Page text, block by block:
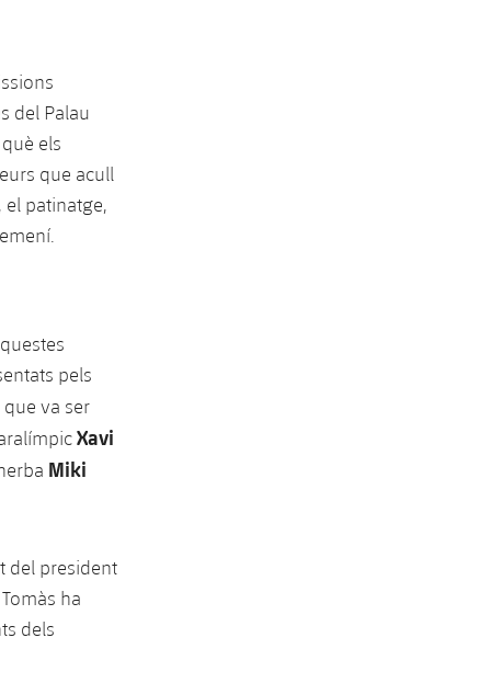
del Palau
els
que acull
el patinatge,
pels
va ser
Xavi
Miki
del president
ha
dels